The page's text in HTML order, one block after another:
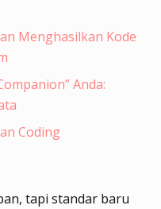
Menghasilkan Kode
Anda:
Coding
tapi standar baru